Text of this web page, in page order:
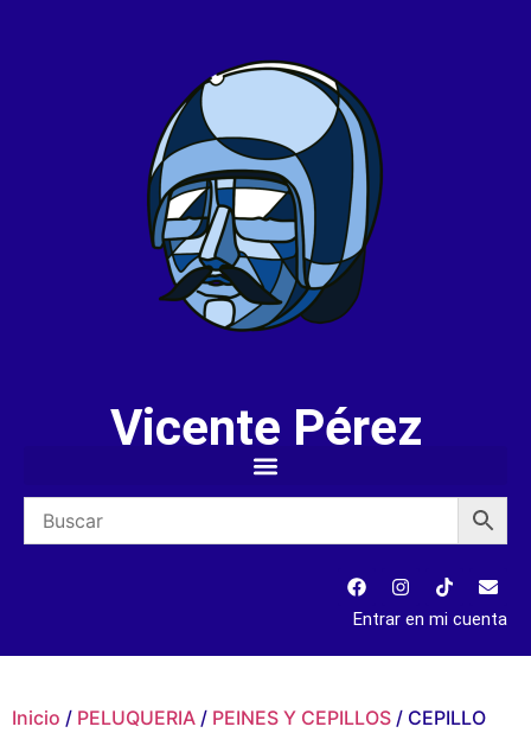
Vicente Pérez
Entrar en mi cuenta
Inicio / PELUQUERIA / PEINES Y CEPILLOS / CEPILLO